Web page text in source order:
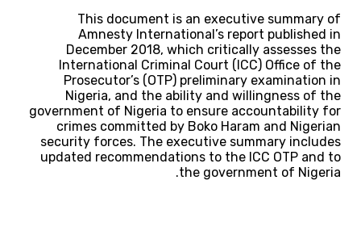
This document is an executive summary of
Amnesty International’s report published in
December 2018, which critically assesses the
International Criminal Court (ICC) Office of the
Prosecutor’s (OTP) preliminary examination in
Nigeria, and the ability and willingness of the
government of Nigeria to ensure accountability for
crimes committed by Boko Haram and Nigerian
security forces. The executive summary includes
updated recommendations to the ICC OTP and to
the government of Nigeria.